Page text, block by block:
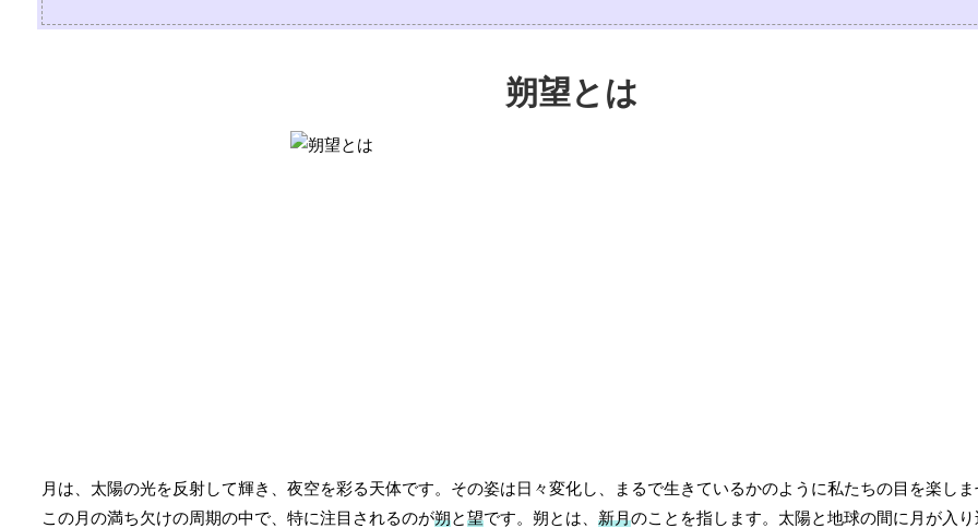
朔望とは
月は、太陽の光を反射して輝き、夜空を彩る天体です。その姿は日々変化し、まるで生きているかのように私たちの目を楽しま
この月の満ち欠けの周期の中で、特に注目されるのが朔と望です。朔とは、 新月のことを指します。太陽と地球の間に月が入